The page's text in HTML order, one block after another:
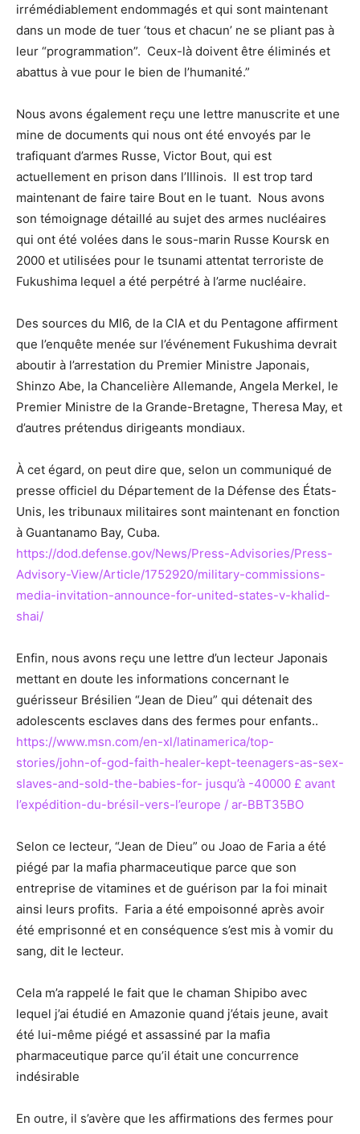
irrémédiablement endommagés et qui sont maintenant
dans un mode de tuer ‘tous et chacun’ ne se pliant pas à
leur “programmation”. Ceux-là doivent être éliminés et
abattus à vue pour le bien de l’humanité.”
Nous avons également reçu une lettre manuscrite et une
mine de documents qui nous ont été envoyés par le
trafiquant d’armes Russe, Victor Bout, qui est
actuellement en prison dans l’Illinois. Il est trop tard
maintenant de faire taire Bout en le tuant. Nous avons
son témoignage détaillé au sujet des armes nucléaires
qui ont été volées dans le sous-marin Russe Koursk en
2000 et utilisées pour le tsunami attentat terroriste de
Fukushima lequel a été perpétré à l’arme nucléaire.
Des sources du MI6, de la CIA et du Pentagone affirment
que l’enquête menée sur l’événement Fukushima devrait
aboutir à l’arrestation du Premier Ministre Japonais,
Shinzo Abe, la Chancelière Allemande, Angela Merkel, le
Premier Ministre de la Grande-Bretagne, Theresa May, et
d’autres prétendus dirigeants mondiaux.
À cet égard, on peut dire que, selon un communiqué de
presse officiel du Département de la Défense des États-
Unis, les tribunaux militaires sont maintenant en fonction
à Guantanamo Bay, Cuba.
https://dod.defense.gov/News/Press-Advisories/Press-
Advisory-View/Article/1752920/military-commissions-
media-invitation-announce-for-united-states-v-khalid-
shai/
Enfin, nous avons reçu une lettre d’un lecteur Japonais
mettant en doute les informations concernant le
guérisseur Brésilien “Jean de Dieu” qui détenait des
adolescents esclaves dans des fermes pour enfants..
https://www.msn.com/en-xl/latinamerica/top-
stories/john-of-god-faith-healer-kept-teenagers-as-sex-
slaves-and-sold-the-babies-for- jusqu’à -40000 £ avant
l’expédition-du-brésil-vers-l’europe / ar-BBT35BO
Selon ce lecteur, “Jean de Dieu” ou Joao de Faria a été
piégé par la mafia pharmaceutique parce que son
entreprise de vitamines et de guérison par la foi minait
ainsi leurs profits. Faria a été empoisonné après avoir
été emprisonné et en conséquence s’est mis à vomir du
sang, dit le lecteur.
Cela m’a rappelé le fait que le chaman Shipibo avec
lequel j’ai étudié en Amazonie quand j’étais jeune, avait
été lui-même piégé et assassiné par la mafia
pharmaceutique parce qu’il était une concurrence
indésirable
En outre, il s’avère que les affirmations des fermes pour